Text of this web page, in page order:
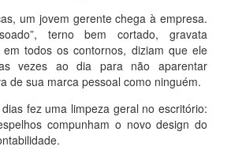
um jovem gerente chega à empresa.
terno bem cortado, gravata
todos os contornos, diziam que ele
vezes ao dia para não aparentar
de sua marca pessoal como ninguém.
fez uma limpeza geral no escritório:
compunham o novo design do